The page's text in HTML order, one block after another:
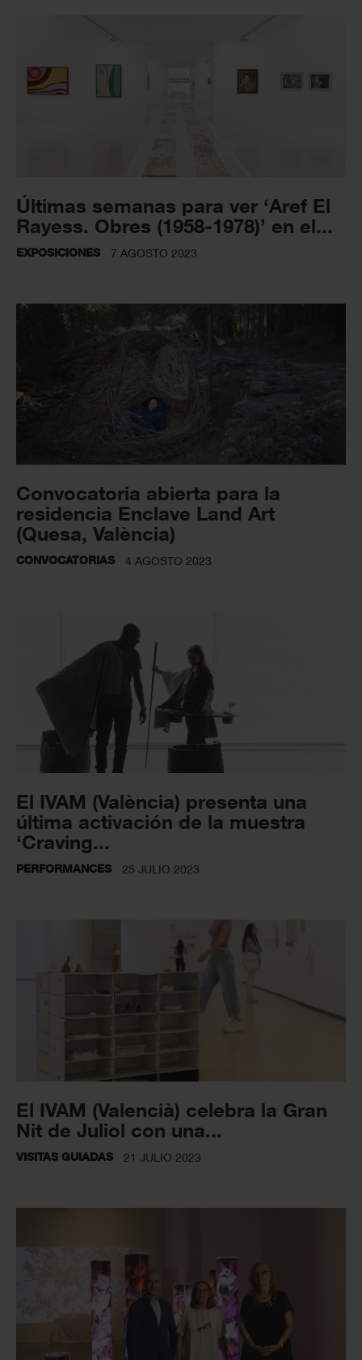
Últimas semanas para ver ‘Aref El
Rayess. Obres (1958-1978)’ en el...
EXPOSICIONES 7 AGOSTO 2023
Convocatoria abierta para la
residencia Enclave Land Art
(Quesa, València)
CONVOCATORIAS 4 AGOSTO 2023
El IVAM (València) presenta una
última activación de la muestra
‘Craving...
PERFORMANCES 25 JULIO 2023
El IVAM (Valencià) celebra la Gran
Nit de Juliol con una...
VISITAS GUIADAS 21 JULIO 2023